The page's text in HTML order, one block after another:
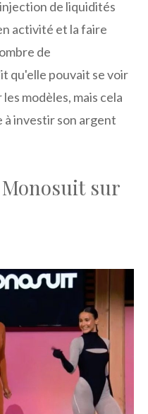
de liquidités
activité et la faire
de
qu'elle pouvait se voir
modèles, mais cela
investir son argent
sur